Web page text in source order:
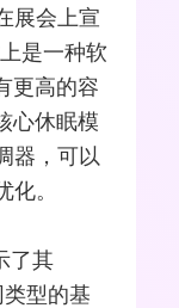
展会上宣
是一种软
更高的容
心休眠模
器，可以
。
了其
型的基